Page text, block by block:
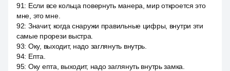
91: Если все кольца повернуть манера, мир откроется это
мне, это мне.
92: Значит, когда снаружи правильные цифры, внутри эти
самые прорези выстра.
93: Оку, выходит, надо заглянуть внутрь.
94: Епта.
95: Оку епта, выходит, надо заглянуть внутрь замка.